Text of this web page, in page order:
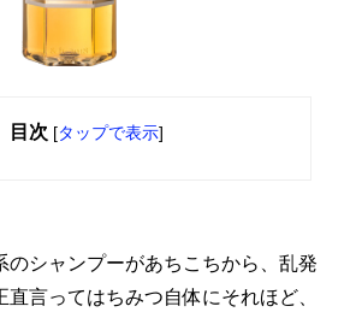
目次 [タップで表示]
のシャンプーがあちこちから、乱発
直言ってはちみつ自体にそれほど、